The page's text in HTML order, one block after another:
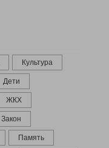
Культура
Дети
ЖКХ
Закон
Память